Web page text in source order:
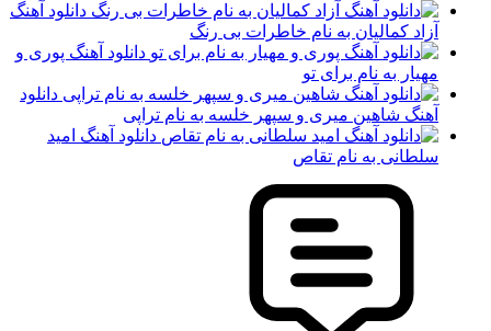
دانلود آهنگ
آزاد کمالیان به نام خاطرات بی رنگ
دانلود آهنگ پوری و
مهیار به نام برای تو
دانلود
آهنگ شاهین میری و سپهر خلسه به نام تراپی
دانلود آهنگ امید
سلطانی به نام تقاص